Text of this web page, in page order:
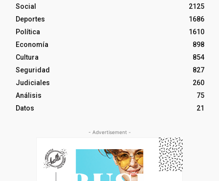
Social
2125
Deportes
1686
Política
1610
Economía
898
Cultura
854
Seguridad
827
Judiciales
260
Análisis
75
Datos
21
- Advertisement -